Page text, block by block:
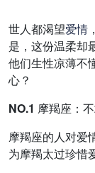
世人都渴望爱情
是，这份温柔却
他们生性凉薄不
心？
NO.1 摩羯座：
摩羯座的人对爱
为摩羯太过珍惜